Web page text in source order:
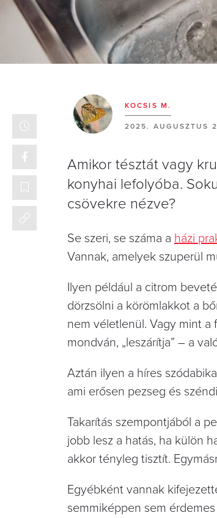
KOCSIS M.
2025. AUGUSZTUS
Amikor tésztát vagy
konyhai lefolyóba.
csövekre nézve?
Se szeri, se száma a házi
Vannak, amelyek szuperül
Ilyen például a citrom
dörzsölni a körömlakkot a
nem véletlenül. Vagy mint
mondván, „leszárítja” – a
Aztán ilyen a híres
ami erősen pezseg és
Takarítás szempontjából a
jobb lesz a hatás, ha külön
akkor tényleg tisztít.
Egyébként vannak
semmiképpen sem